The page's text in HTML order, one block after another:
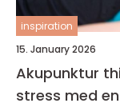
inspiration
15. January 2026
Akupunktur thisted lindring af
stress med